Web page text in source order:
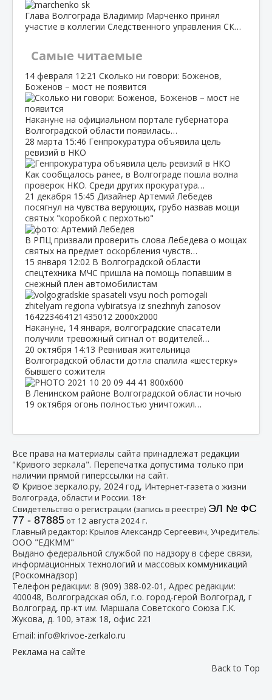
Глава Волгограда Владимир Марченко принял
участие в коллегии Следственного управления СК…
Самые читаемые
14 февраля 12:21 Сколько ни говори: Боженов,
Боженов – мост не появится
Накануне на официальном портале губернатора
Волгоградской области появилась…
28 марта 15:46 Генпрокуратура объявила цель
ревизий в НКО
Как сообщалось ранее, в Волгограде пошла волна
проверок НКО. Среди других прокуратура…
21 декабря 15:45 Дизайнер Артемий Лебедев
посягнул на чувства верующих, грубо назвав мощи
святых "коробкой с перхотью"
В РПЦ призвали проверить слова Лебедева о мощах
святых на предмет оскорбления чувств…
15 января 12:02 В Волгоградской области
спецтехника МЧС пришла на помощь попавшим в
снежный плен автомобилистам
Накануне, 14 января, волгоградские спасатели
получили тревожный сигнал от водителей…
20 октября 14:13 Ревнивая жительница
Волгоградской области дотла спалила «шестерку»
бывшего сожителя
В Ленинском районе Волгоградской области ночью
19 октября огонь полностью уничтожил…
Все права на материалы сайта принадлежат редакции
"Кривого зеркала". Перепечатка допустима только при
наличии прямой гиперссылки на сайт.
© Кривое зеркало.ру, 2024 год, Интернет-газета о жизни
Волгограда, области и России. 18+
Свидетельство о регистрации (запись в реестре) ЭЛ № ФС
77 - 87885от 12 августа 2024 г.
Главный редактор: Крылов Александр Сергеевич, Учредитель:
ООО "ЕДКММ"
Выдано федеральной службой по надзору в сфере связи,
информационных технологий и массовых коммуникаций
(Роскомнадзор)
Телефон редакции: 8 (909) 388-02-01 , Адрес редакции:
400048, Волгоградская обл, г.о. город-герой Волгоград, г
Волгоград, пр-кт им. Маршала Советского Союза Г.К.
Жукова, д. 100, этаж 18, офис 221
Email: info@krivoe-zerkalo.ru
Реклама на сайте
Back to Top